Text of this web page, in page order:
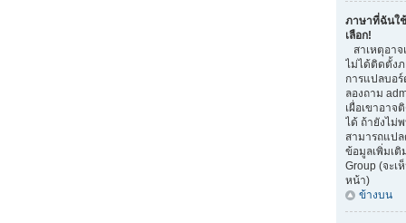
ภาษาที่ฉันใ
เลือก!
สาเหตุอาจ
ไม่ได้ติดตั้ง
การแปลบอ
ลองถาม
เผื่อเขาอา
ได้ ถ้ายังไม่
สามารถแป
ข้อมูลเพิ่มเติ
Group (จะเ
หน้า)
ข้างบน